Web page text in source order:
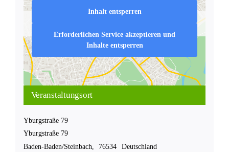
Veranstaltungsort
Yburgstraße 79
Yburgstraße 79
Baden-Baden/Steinbach, 76534
Deutschland
Inhalt entsperren
Erforderlichen Service akzeptieren und
Inhalte entsperren